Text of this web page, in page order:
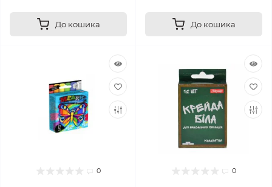
До кошика До кошика
0 0